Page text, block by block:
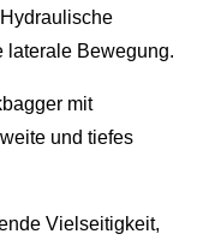
laterale Bewegung.
mit
und tiefes
Vielseitigkeit,